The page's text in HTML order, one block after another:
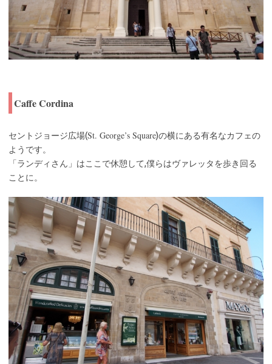
Caffe Cordina
セントジョージ広場(St. George’s Square)の横にある有名なカフェの
ようです。
「ランディさん」はここで休憩して,僕らはヴァレッタを歩き回る
ことに。